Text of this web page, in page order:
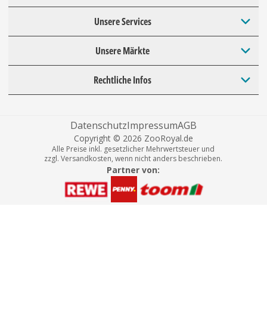
Unsere Services
Unsere Märkte
Rechtliche Infos
DatenschutzImpressumAGB
Copyright © 2026 ZooRoyal.de
Alle Preise inkl. gesetzlicher Mehrwertsteuer und
zzgl. Versandkosten, wenn nicht anders beschrieben.
Partner von: